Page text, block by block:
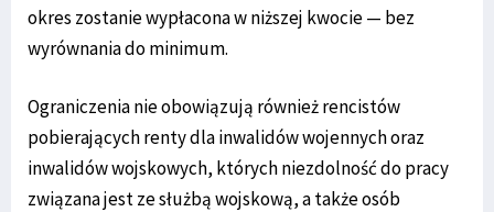
okres zostanie wypłacona w niższej kwocie — bez
wyrównania do minimum.
Ograniczenia nie obowiązują również rencistów
pobierających renty dla inwalidów wojennych oraz
inwalidów wojskowych, których niezdolność do pracy
związana jest ze służbą wojskową, a także osób